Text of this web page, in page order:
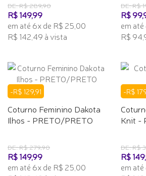
DE: R$ 289,90
R$ 149,99
em até 6x de R$ 25,00
R$ 142,49 à vista
DE: R$
R$
em
R$
-R$ 129,91
Coturno Feminino Dakota
Ilhos - PRETO/PRETO
DE: R$ 279,90
R$ 149,99
em até 6x de R$ 25,00
-R$
Knit -
DE: R$
R$
em